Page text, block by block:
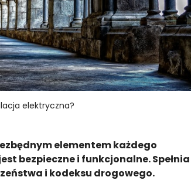
elektryczna?
elementem każdego
bezpieczne i funkcjonalne. Spełnia
i kodeksu drogowego.